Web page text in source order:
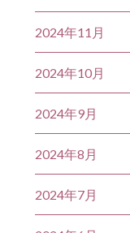
2024年11月
2024年10月
2024年9月
2024年8月
2024年7月